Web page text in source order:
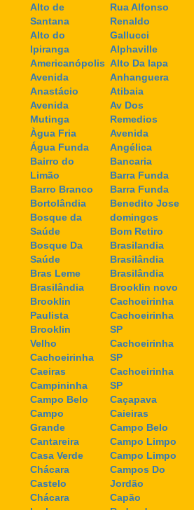
Alto de
Santana
Alto do
Ipiranga
Americanópolis
Avenida
Anastácio
Avenida
Mutinga
Àgua Fria
Água Funda
Bairro do
Limão
Barro Branco
Bortolândia
Bosque da
Saúde
Bosque Da
Saúde
Bras Leme
Brasilândia
Brooklin
Paulista
Brooklin
Velho
Cachoeirinha
Caeiras
Campininha
Campo Belo
Campo
Grande
Cantareira
Casa Verde
Chácara
Castelo
Chácara
Rua Alfonso
Renaldo
Gallucci
Alphaville
Alto Da lapa
Anhanguera
Atibaia
Av Dos
Remedios
Avenida
Angélica
Bancaria
Barra Funda
Barra Funda
Benedito Jose
domingos
Bom Retiro
Brasilandia
Brasilândia
Brasilândia
Brooklin novo
Cachoeirinha
Cachoeirinha
SP
Cachoeirinha
SP
Cachoeirinha
SP
Caçapava
Caieiras
Campo Belo
Campo Limpo
Campo Limpo
Campos Do
Jordão
Capão